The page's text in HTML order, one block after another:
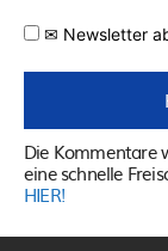
✉ Newsletter
Die Kommentare
eine schnelle
HIER!